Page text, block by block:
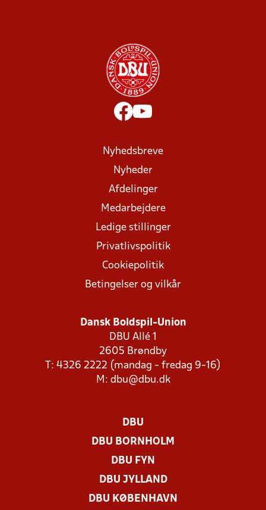
Nyhedsbreve
Nyheder
Afdelinger
Medarbejdere
Ledige stillinger
Privatlivspolitik
Cookiepolitik
Betingelser og vilkår
Dansk Boldspil-Union
DBU Allé 1
2605 Brøndby
T: 4326 2222 (mandag - fredag 9-16)
M: dbu@dbu.dk
DBU
DBU BORNHOLM
DBU FYN
DBU JYLLAND
DBU KØBENHAVN